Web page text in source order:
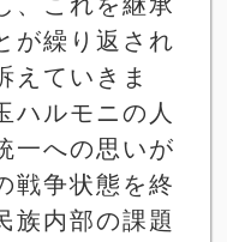
が繰り返され
えていきま
ハルモニの人
一への思いが
戦争状態を終
族内部の課題